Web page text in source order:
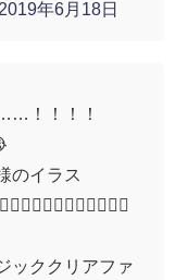
2019年6月18日
！！！！
のイラス
ッククリアファ